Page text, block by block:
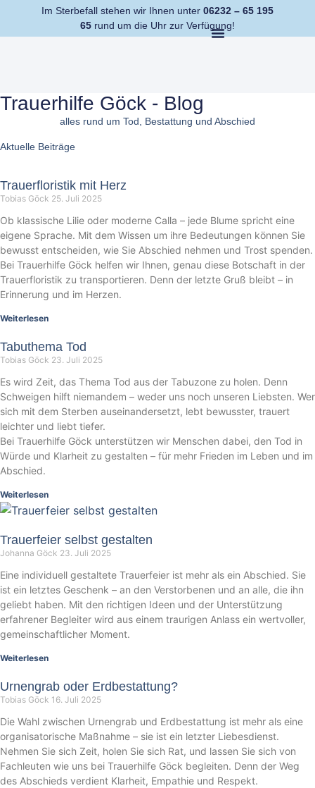
Im Sterbefall stehen wir Ihnen unter 06232 – 65 195
65 rund um die Uhr zur Verfügung!
Trauerhilfe Göck - Blog
alles rund um Tod, Bestattung und Abschied
Aktuelle Beiträge
Trauerfloristik mit Herz
Tobias Göck 25. Juli 2025
Ob klassische Lilie oder moderne Calla – jede Blume spricht eine
eigene Sprache. Mit dem Wissen um ihre Bedeutungen können Sie
bewusst entscheiden, wie Sie Abschied nehmen und Trost spenden.
Bei Trauerhilfe Göck helfen wir Ihnen, genau diese Botschaft in der
Trauerfloristik zu transportieren. Denn der letzte Gruß bleibt – in
Erinnerung und im Herzen.
Weiterlesen
Tabuthema Tod
Tobias Göck 23. Juli 2025
Es wird Zeit, das Thema Tod aus der Tabuzone zu holen. Denn
Schweigen hilft niemandem – weder uns noch unseren Liebsten. Wer
sich mit dem Sterben auseinandersetzt, lebt bewusster, trauert
leichter und liebt tiefer.
Bei Trauerhilfe Göck unterstützen wir Menschen dabei, den Tod in
Würde und Klarheit zu gestalten – für mehr Frieden im Leben und im
Abschied.
Weiterlesen
Trauerfeier selbst gestalten
Johanna Göck 23. Juli 2025
Eine individuell gestaltete Trauerfeier ist mehr als ein Abschied. Sie
ist ein letztes Geschenk – an den Verstorbenen und an alle, die ihn
geliebt haben. Mit den richtigen Ideen und der Unterstützung
erfahrener Begleiter wird aus einem traurigen Anlass ein wertvoller,
gemeinschaftlicher Moment.
Weiterlesen
Urnengrab oder Erdbestattung?
Tobias Göck 16. Juli 2025
Die Wahl zwischen Urnengrab und Erdbestattung ist mehr als eine
organisatorische Maßnahme – sie ist ein letzter Liebesdienst.
Nehmen Sie sich Zeit, holen Sie sich Rat, und lassen Sie sich von
Fachleuten wie uns bei Trauerhilfe Göck begleiten. Denn der Weg
des Abschieds verdient Klarheit, Empathie und Respekt.